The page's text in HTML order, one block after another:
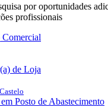
por oportunidades
profissionais
de Loja
Posto de Abastecimento